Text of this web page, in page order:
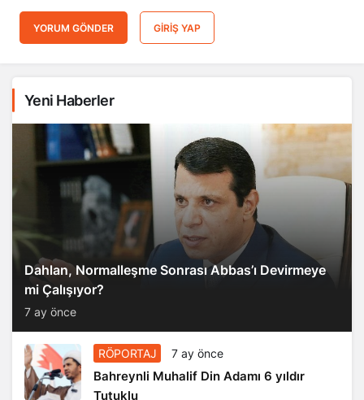
YORUM GÖNDER GIRIŞ YAP
Yeni Haberler
Dahlan, Normalleşme Sonrası Abbas’ı Devirmeye
mi Çalışıyor?
7 ay önce
RÖPORTAJ 7 ay önce
Bahreynli Muhalif Din Adamı 6 yıldır
Tutuklu